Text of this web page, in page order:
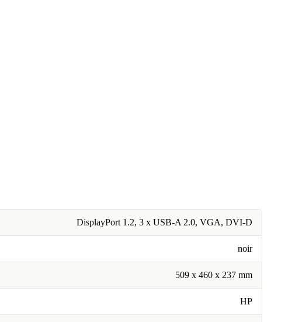
DisplayPort 1.2, 3 x USB-A 2.0, VGA, DVI-D
noir
509 x 460 x 237 mm
HP